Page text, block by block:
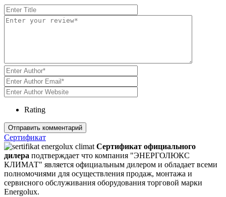
Rating
Сертификат
Сертификат официального
дилера подтверждает что компания "ЭНЕРГОЛЮКС
КЛИМАТ" является официальным дилером и обладает всеми
полномочиями для осуществления продаж, монтажа и
сервисного обслуживания оборудования торговой марки
Energolux.